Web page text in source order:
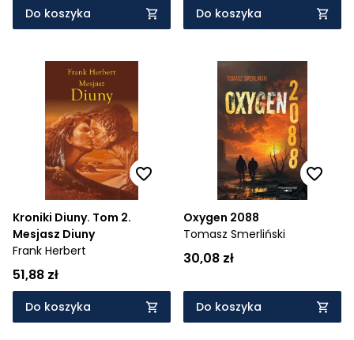
Do koszyka Do koszyka
Kroniki Diuny. Tom 2.
Mesjasz Diuny
Frank Herbert
51,88 zł
Do koszyka
Oxygen 2088
Tomasz Smerliński
30,08 zł
Do koszyka